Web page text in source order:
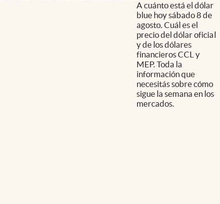
A cuánto está el dólar
blue hoy sábado 8 de
agosto. Cuál es el
precio del dólar oficial
y de los dólares
financieros CCL y
MEP. Toda la
información que
necesitás sobre cómo
sigue la semana en los
mercados.